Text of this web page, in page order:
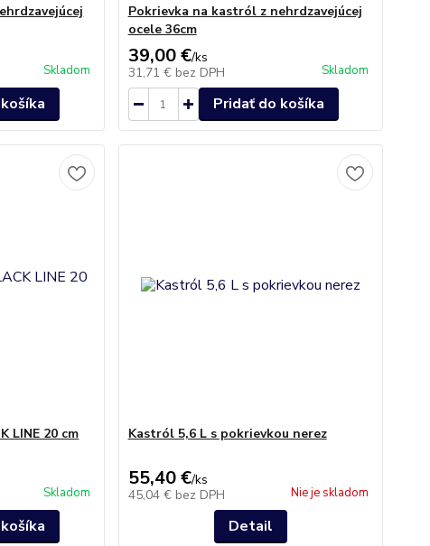
Skladom
Pokrievka na kastról z nehrdzavejúcej
ocele 36cm
39,00 €/ks
31,71 € bez DPH Skladom
Pridať do košíka
LINE 20 cm
Skladom
Kastról 5,6 L s pokrievkou nerez
55,40 €/ks
45,04 € bez DPH Nie je skladom
Detail